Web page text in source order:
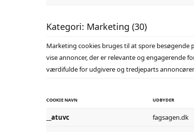
Kategori: Marketing (30)
Marketing cookies bruges til at spore besøgende
vise annoncer, der er relevante og engagerende
værdifulde for udgivere og tredjeparts
COOKIE NAVN UDBYDER
__atuvc fagsagen.dk